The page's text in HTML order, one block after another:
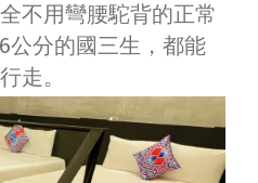
不用彎腰駝背的正常
公分的國三生，都能
走。